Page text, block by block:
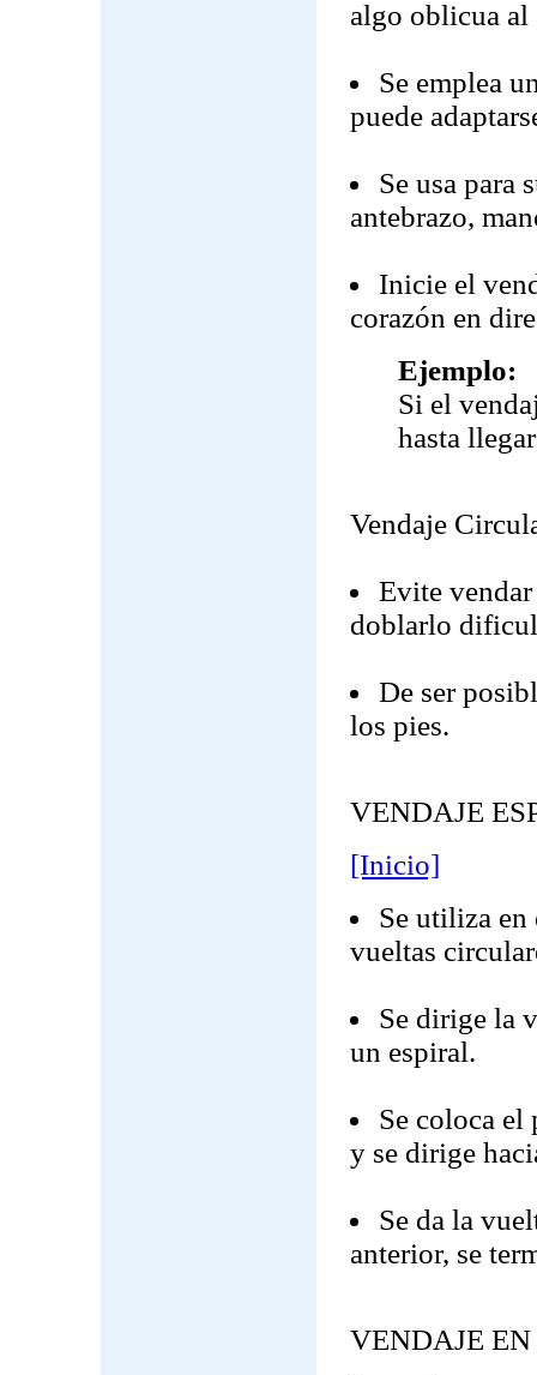
algo oblicua al
Se emplea
puede
Se usa para
antebrazo,
Inicie el
corazón en
Ejemplo:
Si el
hasta
Vendaje
Evite
doblarlo
De ser
los pies.
VENDAJE
[Inicio]
Se utiliza en
vueltas
Se dirige la
un espiral.
Se coloca el
y se dirige
Se da la
anterior, se
VENDAJE